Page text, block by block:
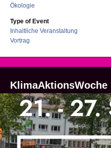
Ökologie
Type of Event
Inhaltliche Veranstaltung
Vortrag
KlimaAktionsWoche